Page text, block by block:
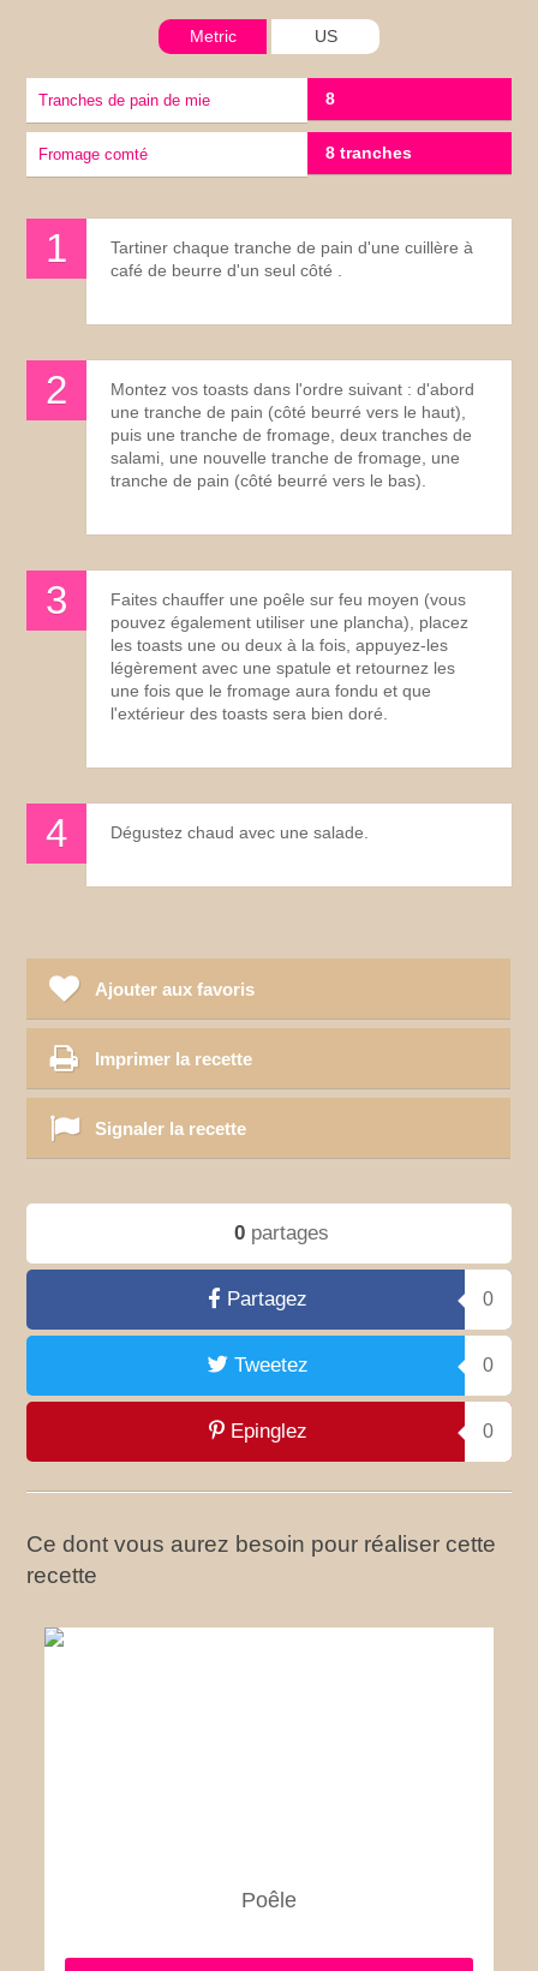
Metric US
tranches de pain de mie 8
Fromage comté 8 tranches
Tartiner chaque tranche de pain d'une cuillère à
café de beurre d'un seul côté .
Montez vos toasts dans l'ordre suivant : d'abord
une tranche de pain (côté beurré vers le haut),
puis une tranche de fromage, deux tranches de
salami, une nouvelle tranche de fromage, une
tranche de pain (côté beurré vers le bas).
Faites chauffer une poêle sur feu moyen (vous
pouvez également utiliser une plancha), placez
les toasts une ou deux à la fois, appuyez-les
légèrement avec une spatule et retournez les
une fois que le fromage aura fondu et que
l'extérieur des toasts sera bien doré.
Dégustez chaud avec une salade.
Ajouter aux favoris
Imprimer la recette
Signaler la recette
0partages
Partagez 0
Tweetez 0
Epinglez 0
Ce dont vous aurez besoin pour réaliser cette
recette
Poêle